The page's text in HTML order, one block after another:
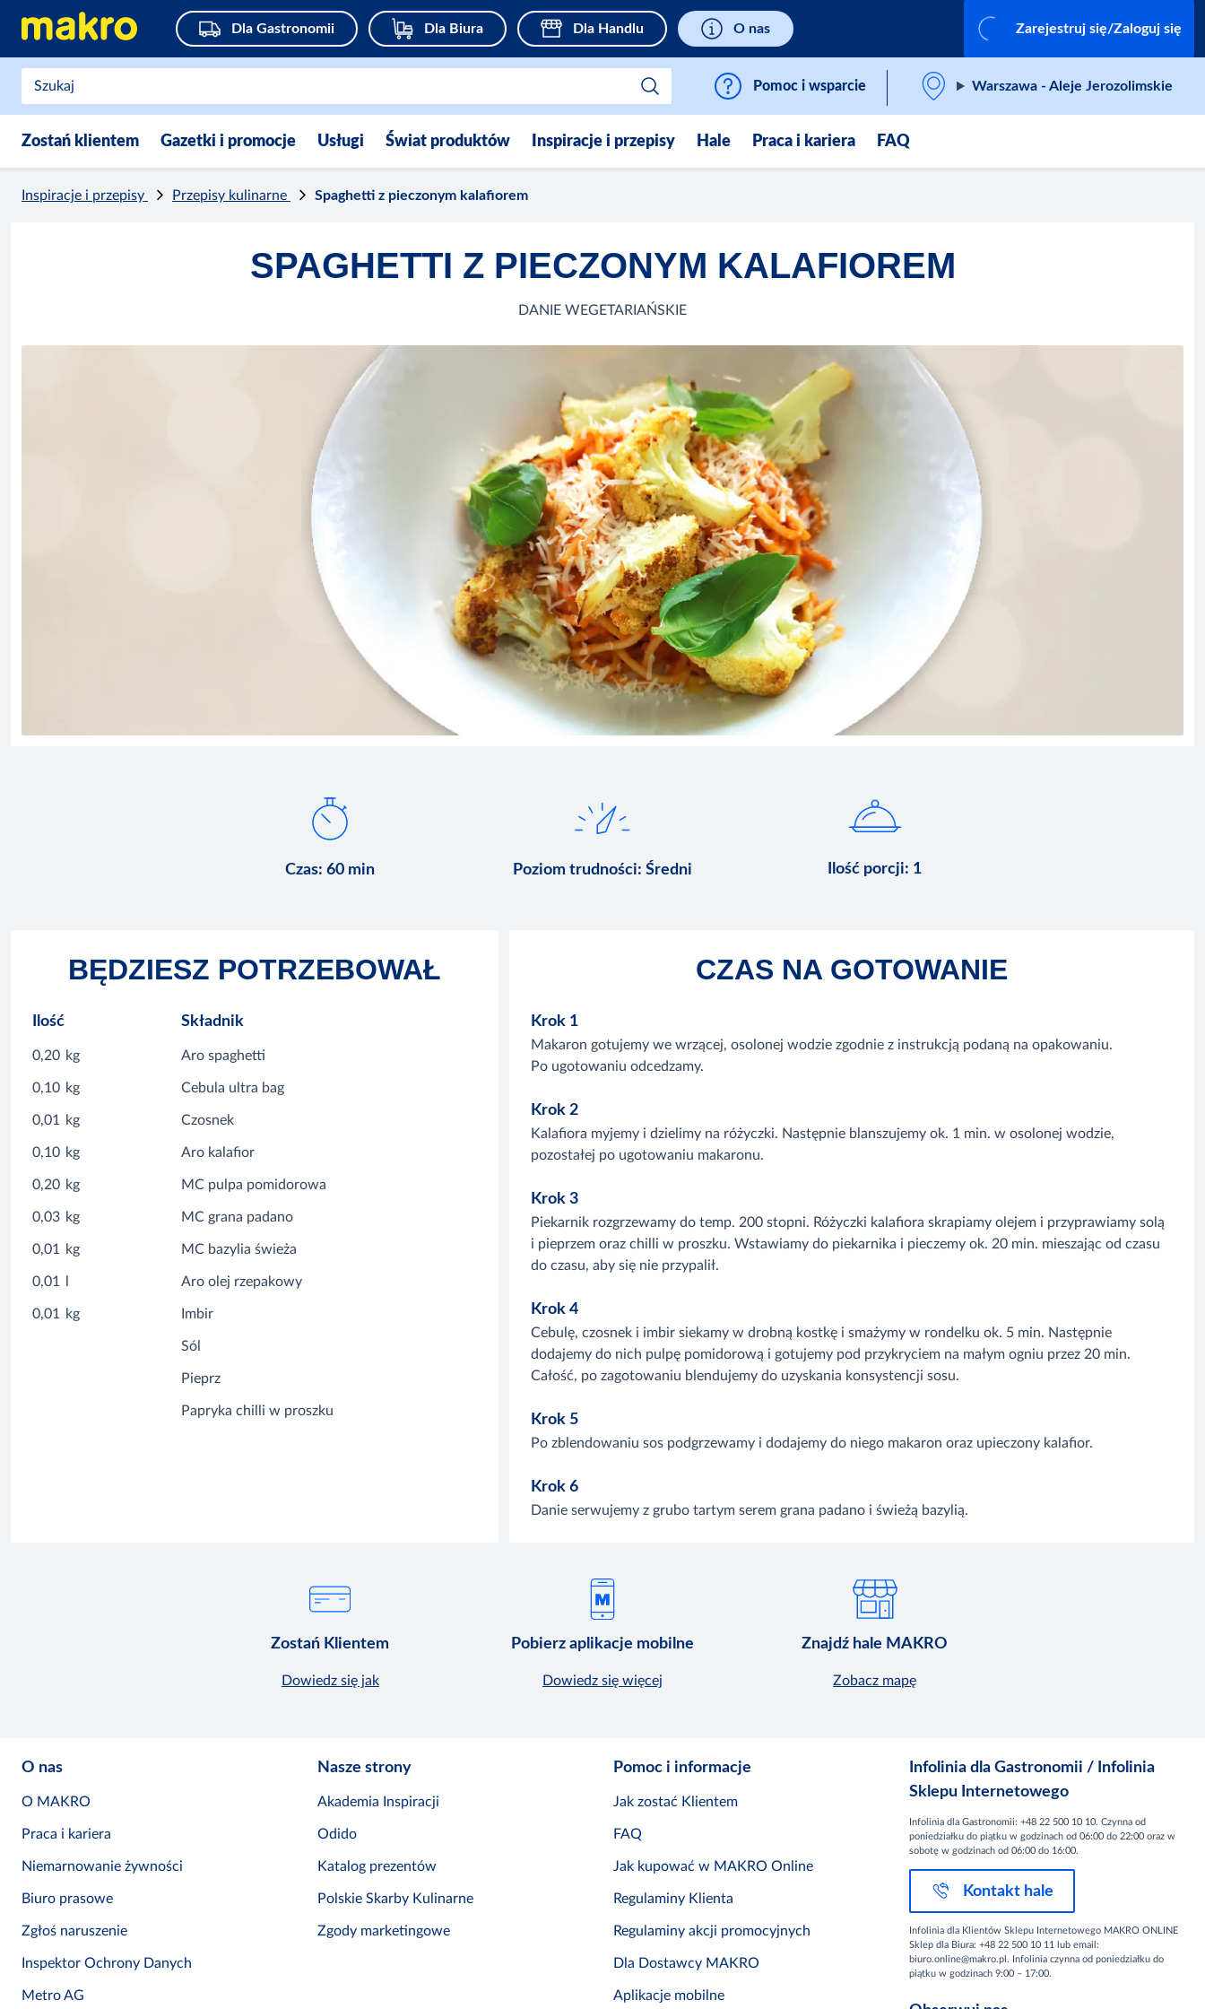
Dla Gastronomii Dla Biura Dla Handlu O nas Zarejestruj się/Zaloguj się
Pomoc i wsparcie Warszawa - Aleje Jerozolimskie
Zostań klientem Gazetki i promocje Usługi Świat produktów Inspiracje i przepisy Hale Praca i kariera FAQ
Inspiracje i przepisy Przepisy kulinarne Spaghetti z pieczonym kalafiorem
SPAGHETTI Z PIECZONYM KALAFIOREM
DANIE WEGETARIAŃSKIE
Czas:60 min Poziom trudności: Średni Ilość porcji: 1
BĘDZIESZ POTRZEBOWAŁ
Ilość Składnik
0,20 kg Aro spaghetti
0,10 kg Cebula ultra bag
0,01 kg Czosnek
0,10 kg Aro kalafior
0,20 kg MC pulpa pomidorowa
0,03 kg MC grana padano
0,01 kg MC bazylia świeża
0,01 Aro olej rzepakowy
0,01 kg Imbir
Sól
Pieprz
Papryka chilli w proszku
CZAS NA GOTOWANIE
Krok 1
Makaron gotujemy we wrzącej, osolonej wodzie zgodnie z instrukcją podaną na opakowaniu.
Po ugotowaniu odcedzamy.
Krok 2
Kalafiora myjemy i dzielimy na różyczki. Następnie blanszujemy ok. 1 min. w osolonej wodzie,
pozostałej po ugotowaniu makaronu.
Krok 3
Piekarnik rozgrzewamy do temp. 200 stopni. Różyczki kalafiora skrapiamy olejem i przyprawiamy solą
i pieprzem oraz chilli w proszku. Wstawiamy do piekarnika i pieczemy ok. 20 min. mieszając od czasu
do czasu, aby się nie przypalił.
Krok 4
Cebulę, czosnek i imbir siekamy w drobną kostkę i smażymy w rondelku ok. 5 min. Następnie
dodajemy do nich pulpę pomidorową i gotujemy pod przykryciem na małym ogniu przez 20 min.
Całość, po zagotowaniu blendujemy do uzyskania konsystencji sosu.
Krok 5
Po zblendowaniu sos podgrzewamy i dodajemy do niego makaron oraz upieczony kalafior.
Krok 6
Danie serwujemy z grubo tartym serem grana padano i świeżą bazylią.
Zostań Klientem
Dowiedz się jak
Pobierz aplikacje mobilne
Dowiedz się więcej
Znajdź hale MAKRO
Zobacz mapę
O nas
O MAKRO
Praca i kariera
Niemarnowanie żywności
Biuro prasowe
Zgłoś naruszenie
Inspektor Ochrony Danych
Metro AG
Nasze strony
Akademia Inspiracji
Odido
Katalog prezentów
Polskie Skarby Kulinarne
Zgody marketingowe
Pomoc i informacje
Jak zostać Klientem
FAQ
Jak kupować w MAKRO Online
Regulaminy Klienta
Regulaminy akcji promocyjnych
Dla Dostawcy MAKRO
Aplikacje mobilne
Infolinia dla Gastronomii / Infolinia
Sklepu Internetowego
Infolinia dla Gastronomii: +48 22 500 10 10. Czynna od
poniedziałku do piątku w godzinach od 06:00 do 22:00 oraz w
sobotę w godzinach od 06:00 do 16:00.
Kontakt hale
Infolinia dla Klientów Sklepu Internetowego MAKRO ONLINE
Sklep dla Biura: +48 22 500 10 11 lub email:
biuro.online@makro.pl. Infolinia czynna od poniedziałku do
piątku w godzinach 9:00 – 17:00.